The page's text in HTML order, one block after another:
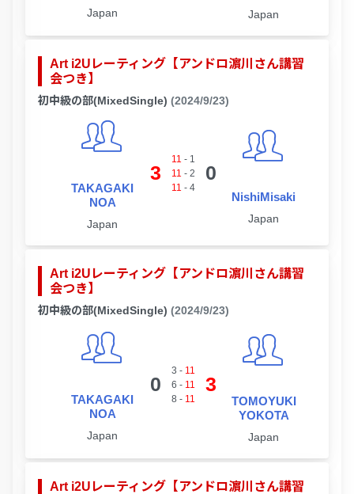
Japan Japan
Art i2Uレーティング【アンドロ濵川さん講習
会つき】
初中級の部(MixedSingle) (2024/9/23)
TAKAGAKI
NOA
Japan
3
11 - 1
11 - 2
11 - 4
0
NishiMisaki
Japan
Art i2Uレーティング【アンドロ濵川さん講習
会つき】
初中級の部(MixedSingle) (2024/9/23)
TAKAGAKI
NOA
Japan
0
3 - 11
6 - 11
8 - 11
3
TOMOYUKI
YOKOTA
Japan
Art i2Uレーティング【アンドロ濵川さん講習